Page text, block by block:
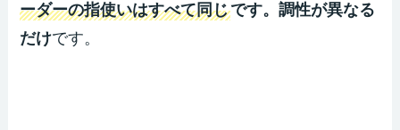
ーダーの指使いはすべて同じです。調性が異なる
だけです。